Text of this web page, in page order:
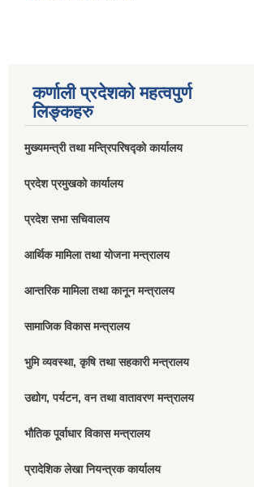
कर्णाली प्रदेशको महत्वपुर्ण
लिङ्कहरु
मुख्यमन्त्री तथा मन्त्रिपरिषद्को कार्यालय
प्रदेश प्रमुखको कार्यालय
प्रदेश सभा सचिवालय
आर्थिक मामिला तथा योजना मन्त्रालय
आन्तरिक मामिला तथा कानून मन्त्रालय
सामाजिक विकास मन्त्रालय
भुमि व्यवस्था, कृषि तथा सहकारी मन्त्रालय
उद्योग, पर्यटन, वन तथा वातावरण मन्त्रालय
भौतिक पूर्वाधार विकास मन्त्रालय
प्रादेशिक लेखा नियन्त्रक कार्यालय